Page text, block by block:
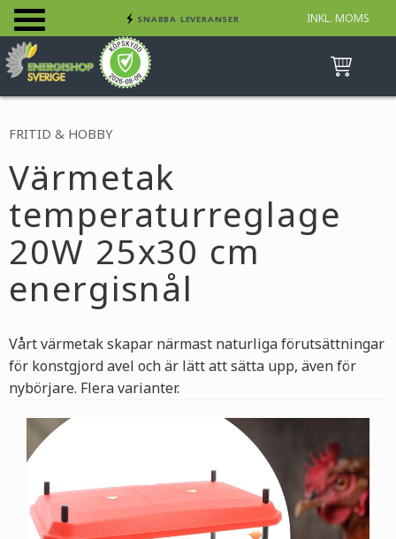
Meny
INKL. MOMS
SNABBA LEVERANSER
BETALA SÄKERT MED KORT, FAKTURA &
SWISH
FRITID & HOBBY
Värmetak
temperaturreglage
20W 25x30 cm
energisnål
Vårt värmetak skapar närmast naturliga förutsättningar
för konstgjord avel och är lätt att sätta upp, även för
nybörjare. Flera varianter.